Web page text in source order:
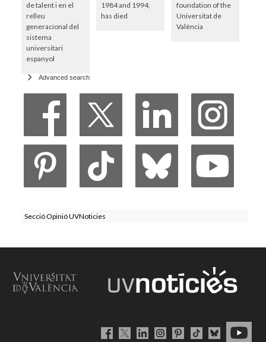
de talent i en el
relleu
generacional del
sistema
universitari
espanyol
1984 and 1994,
has died
foundation of the
Universitat de
València
Advanced search
Secció Opinió UVNoticies